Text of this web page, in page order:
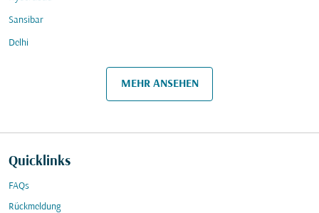
Sansibar
Delhi
MEHR ANSEHEN
Quicklinks
FAQs
Rückmeldung